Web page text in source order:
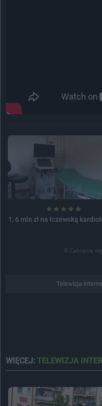
1, 6 mln zł na tczewską
© Zabrania
Telewizja
WIĘCEJ: TELEWIZJA